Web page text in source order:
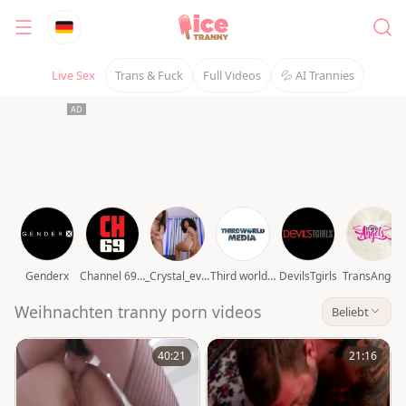
Live Sex Trans & Fuck Full Videos 💦 AI Trannies
Genderx Channel 69 video _Crystal_evains Third world media movies DevilsTgirls TransAngels
Weihnachten tranny porn videos Beliebt
40:21 21:16